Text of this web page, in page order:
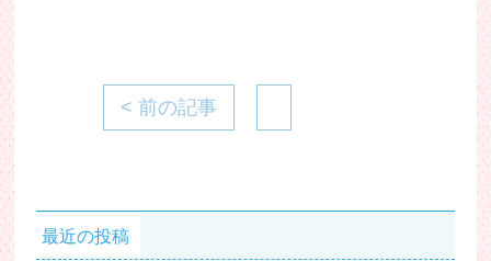
< 前の記事
最近の投稿